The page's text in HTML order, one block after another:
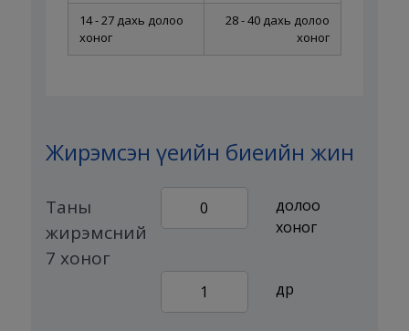
14 - 27 дахь долоо
хоног
28 - 40 дахь долоо
хоног
Жирэмсэн үеийн биеийн жин
Таны
жирэмсний
7 хоног
0
долоо
хоног
1 өдөр